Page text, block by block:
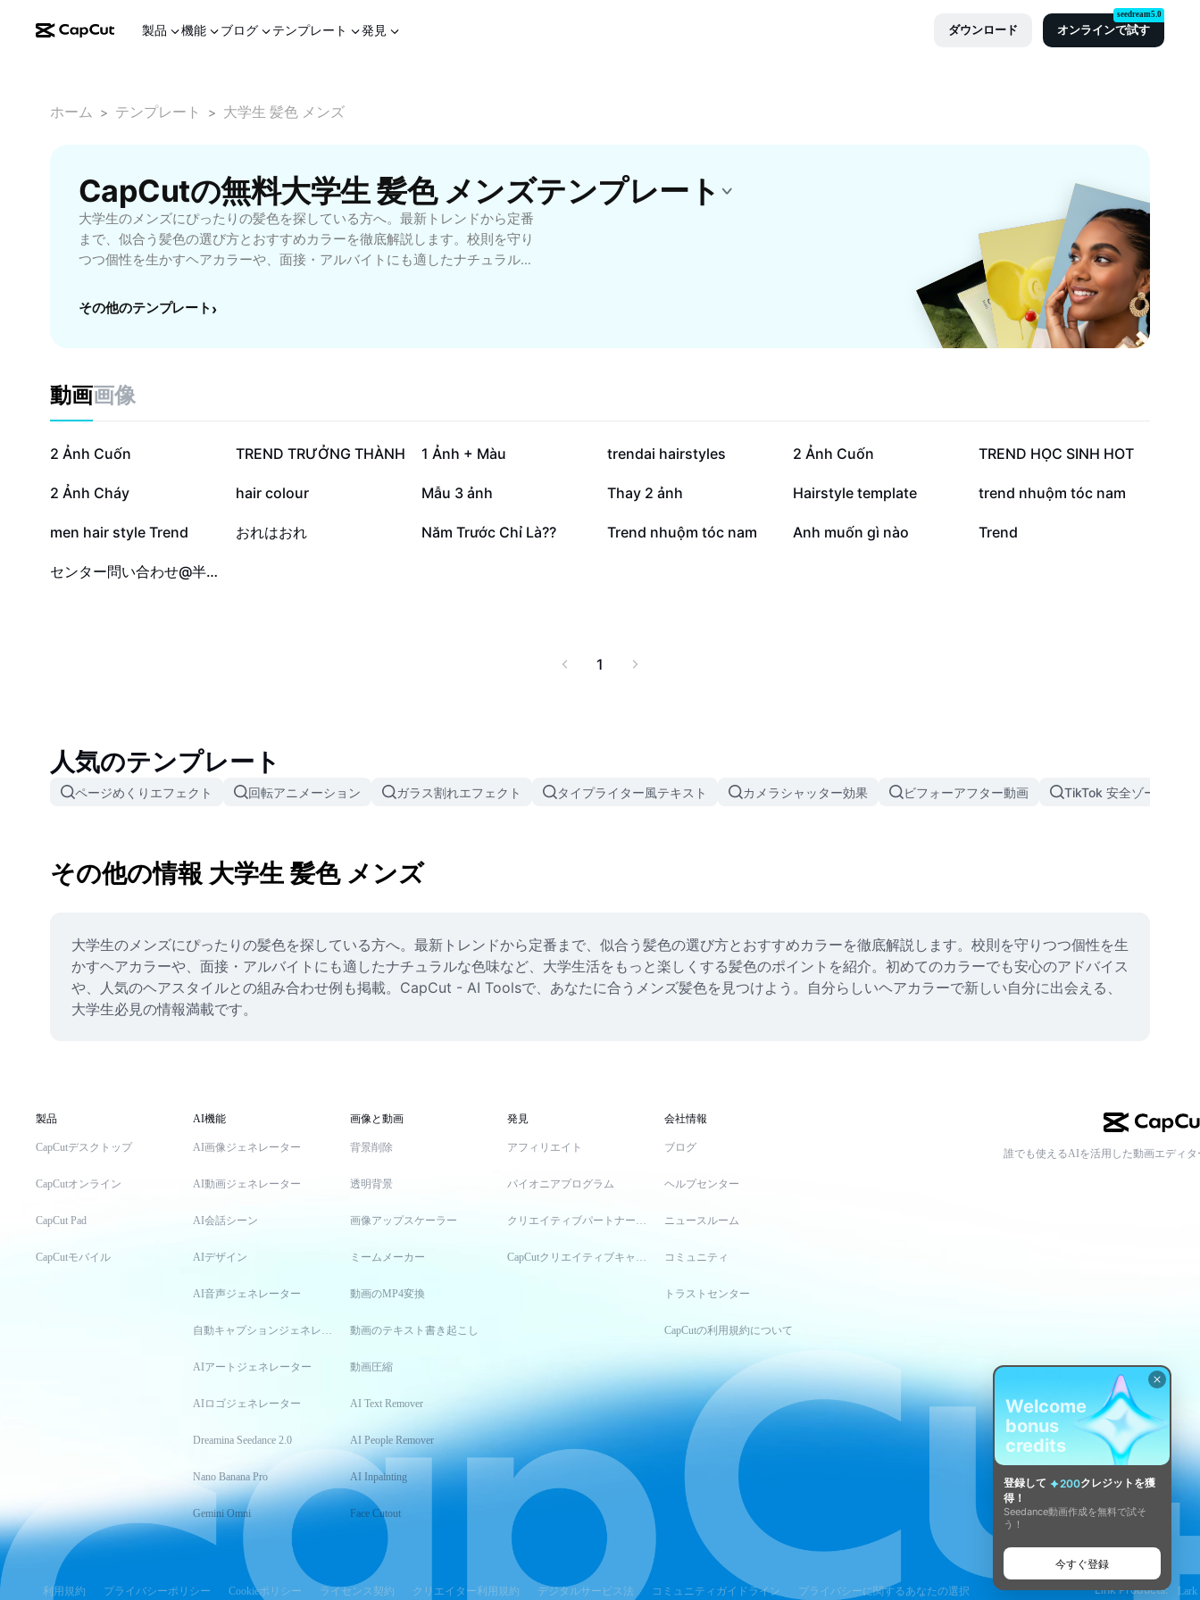
製品 機能 ブログ テンプレート 発見 ダウンロード オンラインで試す
seedream5.0
ホーム > テンプレート > 大学生 髪色 メンズ
CapCutの無料大学生 髪色 メンズテンプレート
大学生のメンズにぴったりの髪色を探している方へ。最新トレンドから定番
まで、似合う髪色の選び方とおすすめカラーを徹底解説します。校則を守り
つつ個性を生かすヘアカラーや、面接・アルバイトにも適したナチュラルな
ラーでも安心のアドバイスや、人気のヘアスタイルとの組み合わせ例も掲
その他のテンプレート ›
動画画像
43.6万
2 Ảnh Cuốn 31万
TREND TRƯỞNG THÀNH 21.5万
1 Ảnh + Màu 16.1万
trendai hairstyles 15.8万
2 Ảnh Cuốn 15.2万
TREND HỌC SINH HOT
12.7万
2 Ảnh Cháy 10.4万
hair colour 4.6万
Mẫu 3 ảnh 3.3万
Thay 2 ảnh 3.3万
Hairstyle template 1.8万
trend nhuộm tóc nam
1.3万
men hair style Trend 1.2万
おれはおれ 3939
Năm Trước Chỉ Là?? 985
Trend nhuộm tóc nam 575
Anh muốn gì nào 73
Trend
5 センター問い合わせ@半田海翔
1
人気のテンプレート
ページめくりエフェクト 回転アニメーション ガラス割れエフェクト タイプライター風テキスト カメラシャッター効果 ビフォーアフター動画 TikTok 安全ゾーン テ
その他の情報 大学生 髪色 メンズ
大学生のメンズにぴったりの髪色を探している方へ。最新トレンドから定番まで、似合う髪色の選び方とおすすめカラーを徹底解説します。校則を守りつつ個性を生
かすヘアカラーや、面接・アルバイトにも適したナチュラルな色味など、大学生活をもっと楽しくする髪色のポイントを紹介。初めてのカラーでも安心のアドバイス
や、人気のヘアスタイルとの組み合わせ例も掲載。CapCut - AI Toolsで、あなたに合うメンズ髪色を見つけよう。自分らしいヘアカラーで新しい自分に出会える、
大学生必見の情報満載です。
製品
CapCutデスクトップ
CapCutオンライン
CapCut Pad
CapCutモバイル
AI機能
AI画像ジェネレーター
AI動画ジェネレーター
AI会話シーン
AIデザイン
AI音声ジェネレーター
自動キャプションジェネレーター
AIアートジェネレーター
AIロゴジェネレーター
Dreamina Seedance 2.0
Nano Banana Pro
Gemini Omni
画像と動画
背景削除
透明背景
画像アップスケーラー
ミームメーカー
動画のMP4変換
動画のテキスト書き起こし
動画圧縮
AI Text Remover
AI People Remover
AI Inpainting
Face Cutout
発見
アフィリエイト
パイオニアプログラム
クリエイティブパートナープログラム
CapCutクリエイティブキャンパス
会社情報
ブログ
ヘルプセンター
ニュースルーム
コミュニティ
トラストセンター
CapCutの利用規約について
誰でも使えるAIを活用した動画エディタ
利用規約 プライバシーポリシー Cookieポリシー ライセンス契約 クリエイター利用規約 デジタルサービス法 コミュニティガイドライン プライバシーに関するあなたの選択 Link Products: Lark
Welcome
bonus
credits
登録して 200クレジットを獲
得！
Seedance動画作成を無料で試そ
う！
今すぐ登録